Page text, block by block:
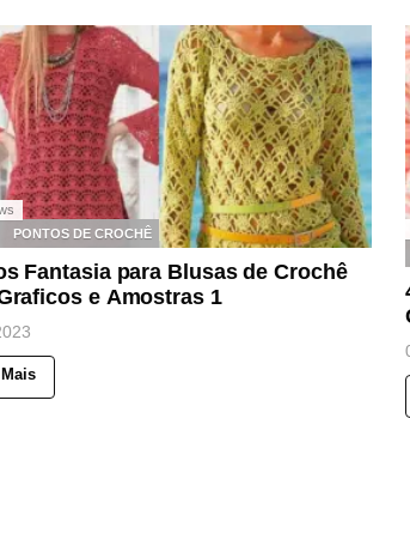
PONTOS DE CROCHÊ
Fantasia para Blusas de Crochê
e Amostras 1